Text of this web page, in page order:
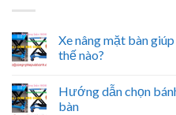
Xe nâng mặt bàn
thế nào?
Hướng dẫn chọn
bàn